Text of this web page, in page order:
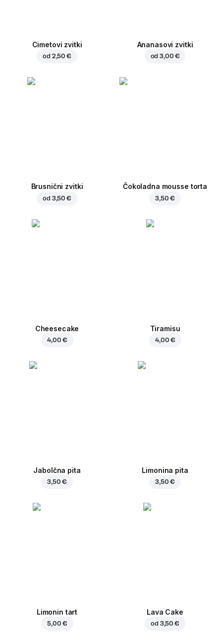
Cimetovi zvitki
od 2,50 €
Ananasovi zvitki
od3,00 €
Brusnični zvitki
od 3,50 €
Čokoladna mousse torta
3,50 €
Cheesecake
4,00 €
Tiramisu
4,00 €
Jabolčna pita
3,50 €
Limonina pita
3,50 €
Limonin tart
5,00 €
Lava Cake
od 3,50 €